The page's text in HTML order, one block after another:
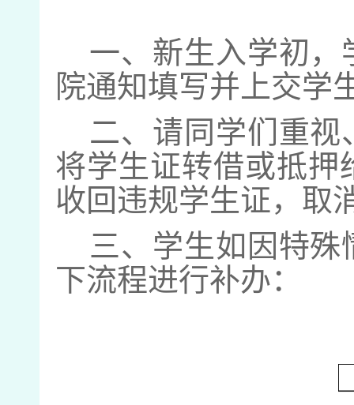
一、新生入学初
院通知填写并上交学
二、请同学们重
将学生证转借或抵押
收回违规学生证，取
三、学生如因特
下流程进行补办：